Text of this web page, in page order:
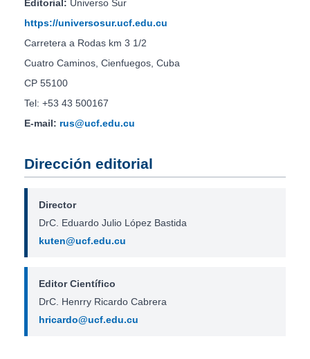
Editorial: Universo Sur
https://universosur.ucf.edu.cu
Carretera a Rodas km 3 1/2
Cuatro Caminos, Cienfuegos, Cuba
CP 55100
Tel: +53 43 500167
E-mail: rus@ucf.edu.cu
Dirección editorial
Director
DrC. Eduardo Julio López Bastida
kuten@ucf.edu.cu
Editor Científico
DrC. Henrry Ricardo Cabrera
hricardo@ucf.edu.cu